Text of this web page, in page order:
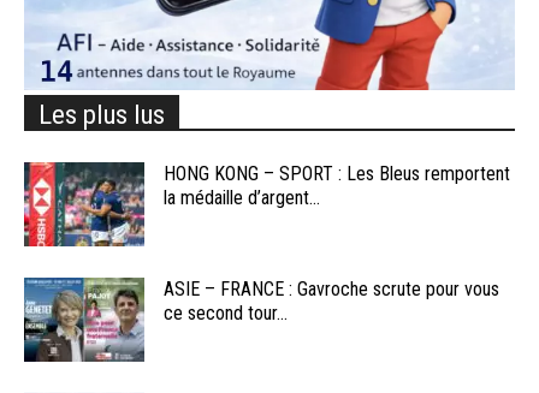
Les plus lus
HONG KONG – SPORT : Les Bleus remportent
la médaille d’argent...
ASIE – FRANCE : Gavroche scrute pour vous
ce second tour...